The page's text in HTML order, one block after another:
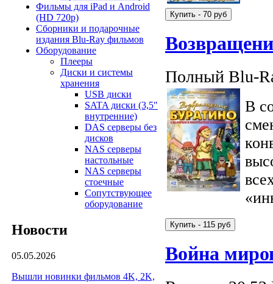
Фильмы для iPad и Android
(HD 720p)
Сборники и подарочные
издания Blu-Ray фильмов
Оборудование
Плееры
Диски и системы
хранения
USB диски
SATA диски (3,5"
внутренние)
DAS серверы без
дисков
NAS серверы
настольные
NAS серверы
стоечные
Сопутствующее
оборудование
Новости
05.05.2026
Вышли новинки фильмов 4K, 2K,
Полный Blu-
В
Война